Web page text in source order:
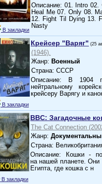
В закладки
Описание: 01. Intro 02.
Heal Me 07. Only 08.
12. Fight Til Dying 13.
Nasty
В закладки
Крейсер "Варяг" (25
(1946).
Жанр: Военный
Страна: СССР
Описание: В 1904
нейтральному
крейсеру Варягу и
В закладки
BBC: Загадочные
The Cat Connection
Жанр:
Страна:
Описание: Кошки -
на нашей планете.
Египта, где кошка с н